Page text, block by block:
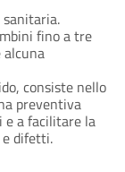
sanitaria.
fino a tre
alcuna
consiste nello
preventiva
e a facilitare la
difetti.